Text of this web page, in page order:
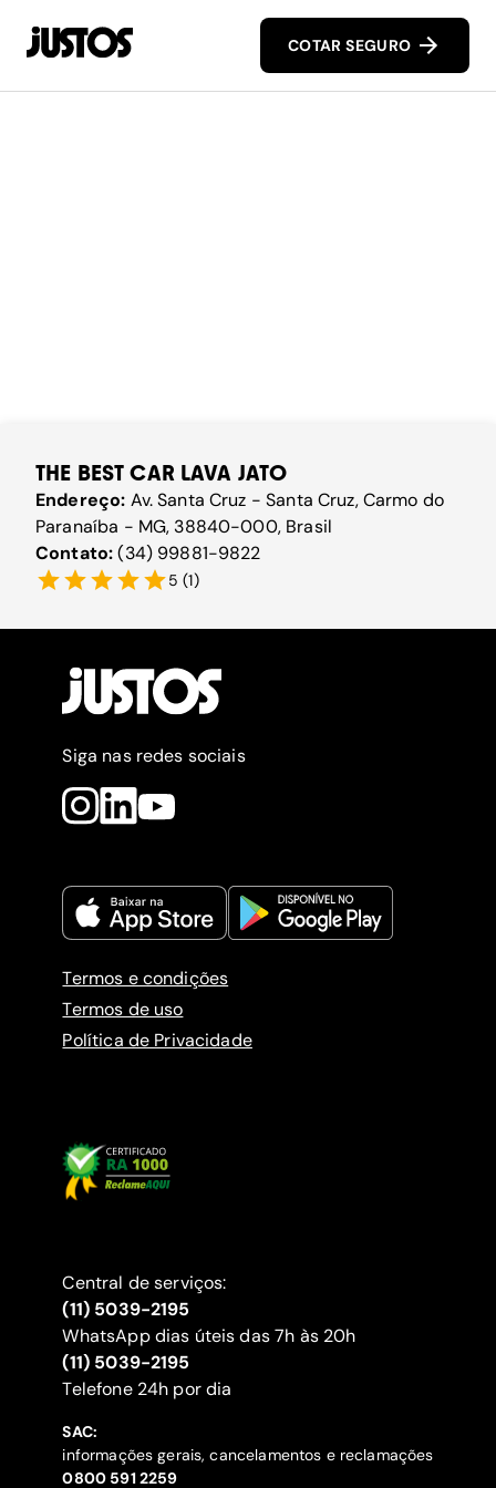
COTAR SEGURO
THE BEST CAR LAVA JATO
Endereço: Av. Santa Cruz - Santa Cruz, Carmo do
Paranaíba - MG, 38840-000, Brasil
Contato:(34) 99881-9822
5 (1)
Siga nas redes sociais
Termos e condições
Termos de uso
Política de Privacidade
Central de serviços:
(11) 5039-2195
WhatsApp dias úteis das 7h às 20h
(11) 5039-2195
‍Telefone 24h por dia
SAC:
informações gerais, cancelamentos e reclamações
‍0800 591 2259